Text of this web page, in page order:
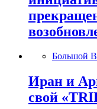
Большой
Иран и
свой